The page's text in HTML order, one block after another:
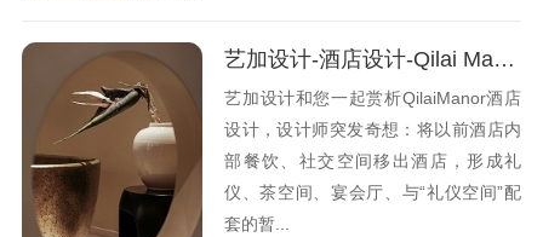
艺加设计-酒店设计-Qilai Manor酒店：空间采用“新中式”的手法设计
艺加设计和您一起赏析QilaiManor酒店
设计，设计师突发奇想：将以前酒店内
部餐饮、社交空间移出酒店，形成礼
仪、茶空间、宴会厅、与“礼仪空间”配
套的暂...